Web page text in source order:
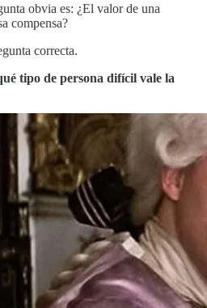
obvia es: ¿El valor de una
compensa?
correcta.
tipo de persona difícil vale la